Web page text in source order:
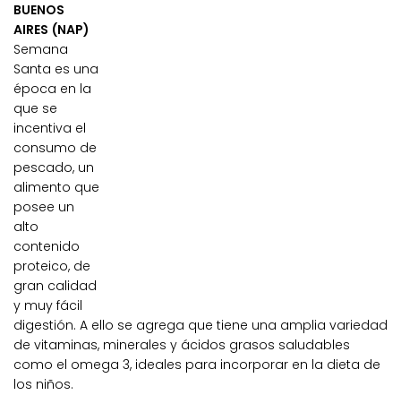
BUENOS
AIRES (NAP)
Semana
Santa es una
época en la
que se
incentiva el
consumo de
pescado, un
alimento que
posee un
alto
contenido
proteico, de
gran calidad
y muy fácil
digestión. A ello se agrega que tiene una amplia variedad
de vitaminas, minerales y ácidos grasos saludables
como el omega 3, ideales para incorporar en la dieta de
los niños.